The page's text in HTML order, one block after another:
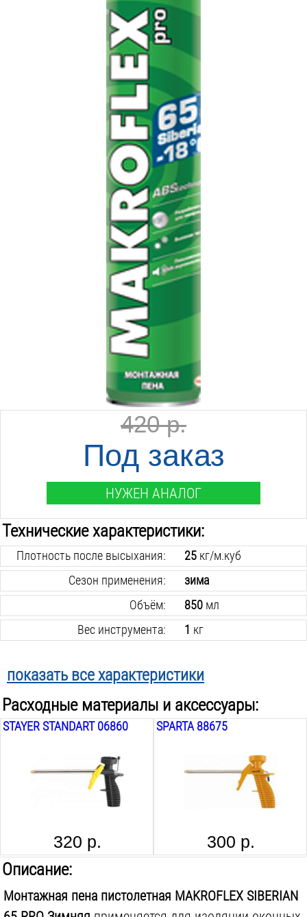
420 р.
Под заказ
НУЖЕН АНАЛОГ
Технические характеристики:
Плотность после высыхания: 25кг/м.куб
Сезон применения:
зима
Объём:
850мл
Вес инструмента:
1 кг
показать все характеристики
Расходные материалы и аксессуары:
STAYER STANDART 06860
320 р.
SPARTA 88675
300 р.
Описание:
Монтажная пена пистолетная MAKROFLEX SIBERIAN